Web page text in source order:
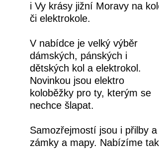
i Vy krásy jižní Moravy na kole
či elektrokole.
V nabídce je velký výběr
dámských, pánských i
dětských kol a elektrokol.
Novinkou jsou elektro
koloběžky pro ty, kterým se
nechce šlapat.
Samozřejmostí jsou i přilby a
zámky a mapy. Nabízíme také